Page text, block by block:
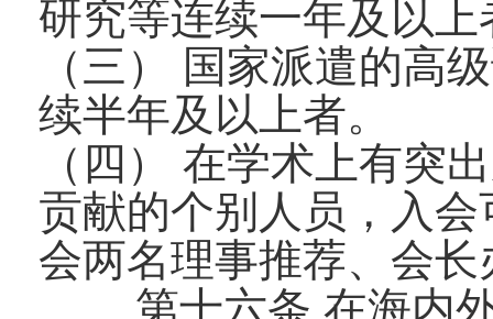
研究等连续一年及以上
（三） 国家派遣的高
续半年及以上者。
（四） 在学术上有突
贡献的个别人员，入
会两名理事推荐、会
第十六条 在海内